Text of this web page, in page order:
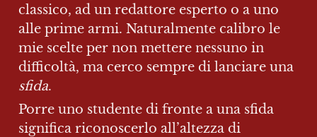
classico, ad un redattore esperto o a uno
alle prime armi. Naturalmente calibro le
mie scelte per non mettere nessuno in
sfida.
Porre uno studente di fronte a una sfida
significa riconoscerlo all’altezza di